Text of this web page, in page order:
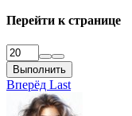
Перейти к странице
Выполнить
Вперёд Last